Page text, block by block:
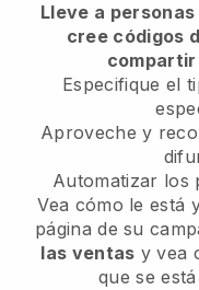
Lleve a
cree códigos
Especifique el
Aproveche y
Automatizar los
Vea cómo le está
página de su
las ventas y vea
que se